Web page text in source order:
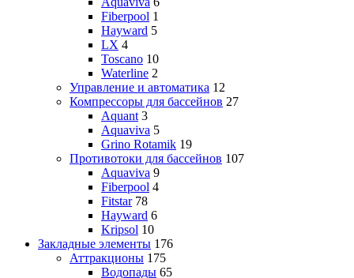
Fiberpool 1
Hayward 5
LX 4
Toscano 10
Waterline 2
Управление и автоматика 12
Компрессоры для бассейнов 27
Aquant 3
Aquaviva 5
Grino Rotamik 19
Противотоки для бассейнов 107
Aquaviva 9
Fiberpool 4
Fitstar 78
Hayward 6
Kripsol 10
Закладные элементы 176
Аттракционы 175
Водопады 65